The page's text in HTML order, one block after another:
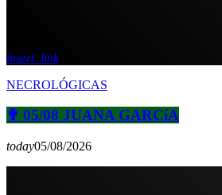
insert_link
NECROLÓGICAS
✟ 05/08 JUANA GARCíA
today05/08/2026